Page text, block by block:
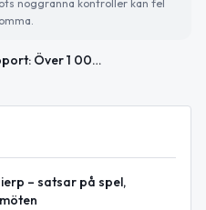
noggranna kontroller kan fel
Ny skräprapport: Över 1 000 skräpföremål på en kilometer – nikotinskräp dominerar i städer
– satsar på spel,